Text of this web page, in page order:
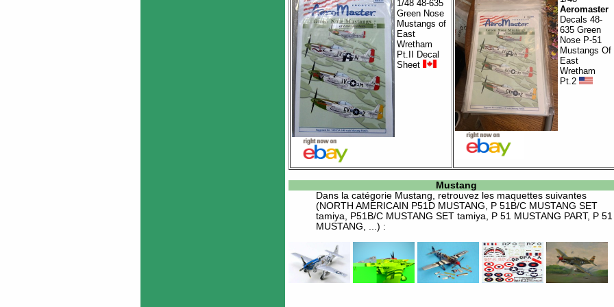
1/48 48-635
Green Nose
Mustangs of
East
Wretham
Pt.II Decal
Sheet
Aeromaster
Decals 48-
635 Green
Nose P-51
Mustangs Of
East
Wretham
Pt.2
Mustang
Dans la catégorie Mustang , retrouvez les maquettes suivantes
(NORTH AMERICAIN P51D MUSTANG, P 51B/C MUSTANG SET
tamiya, P51B/C MUSTANG SET tamiya, P 51 MUSTANG PART, P 51
MUSTANG, ...) :